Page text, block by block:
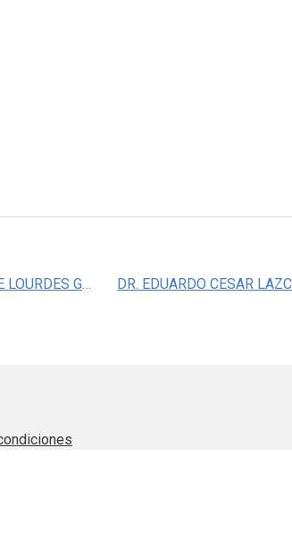
DRA. MARIA DE LOURDES GUTIERREZ XICOTENCATL